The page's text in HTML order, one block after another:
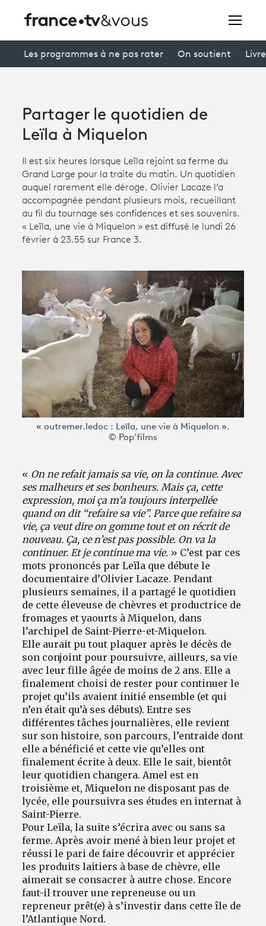
connexion
Avantages fidélité
Creators
Participer et assister à une émission
À votre écoute
Productions et innovation
Les programmes à ne pas rater On soutient
Partager le quotidien de
Leïla à Miquelon
Il est six heures lorsque Leïla rejoint sa ferme du
Grand Large pour la traite du matin. Un quotidien
auquel rarement elle déroge. Olivier Lacaze l’a
accompagnée pendant plusieurs mois, recueillant
au fil du tournage ses confidences et ses souvenirs.
« Leïla, une vie à Miquelon » est diffusé le lundi 26
février à 23.55 sur France 3.
« outremer.ledoc : Leïla, une vie à Miquelon ».
© Pop’films
« On ne refait jamais sa vie, on la continue. Avec
ses malheurs et ses bonheurs. Mais ça, cette
expression, moi ça m’a toujours interpellée
quand on dit “refaire sa vie”. Parce que refaire sa
vie, ça veut dire on gomme tout et on récrit de
nouveau. Ça, ce n’est pas possible. On va la
continuer. Et je continue ma vie. » C’est par ces
mots prononcés par Leïla que débute le
documentaire d’Olivier Lacaze. Pendant
plusieurs semaines, il a partagé le quotidien
de cette éleveuse de chèvres et productrice de
fromages et yaourts à Miquelon, dans
l’archipel de Saint-Pierre-et-Miquelon.
Elle aurait pu tout plaquer après le décès de
son conjoint pour poursuivre, ailleurs, sa vie
avec leur fille âgée de moins de 2 ans. Elle a
finalement choisi de rester pour continuer le
projet qu’ils avaient initié ensemble (et qui
n’en était qu’à ses débuts). Entre ses
différentes tâches journalières, elle revient
sur son histoire, son parcours, l’entraide dont
elle a bénéficié et cette vie qu’elles ont
finalement écrite à deux. Elle le sait, bientôt
leur quotidien changera. Amel est en
troisième et, Miquelon ne disposant pas de
lycée, elle poursuivra ses études en internat à
Saint-Pierre.
Pour Leïla, la suite s’écrira avec ou sans sa
ferme. Après avoir mené à bien leur projet et
réussi le pari de faire découvrir et apprécier
les produits laitiers à base de chèvre, elle
aimerait se consacrer à autre chose. Encore
faut-il trouver une repreneuse ou un
repreneur prêt(e) à s’investir dans cette île de
l’Atlantique Nord.